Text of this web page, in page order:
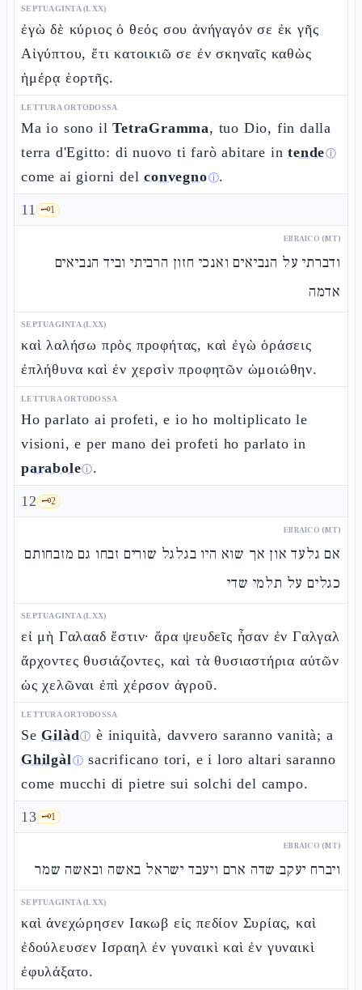
SEPTUAGINTA (LXX)
ἐγὼ δὲ κύριος ὁ θεός σου ἀνήγαγόν σε ἐκ γῆς
Αἰγύπτου, ἔτι κατοικιῶ σε ἐν σκηναῖς καθὼς
ἡμέρᾳ ἑορτῆς.
LETTURA ORTODOSSA
Ma io sono ilTetraGramma, tuo Dio, fin dalla
terra d'Egitto: di nuovo ti farò abitare intendeⓘ
come ai giorni delconvegnoⓘ.
11 🗝️1
EBRAICO (MT)
ודברתי על הנביאים ואנכי חזון הרביתי וביד הנביאים
אדמה
SEPTUAGINTA (LXX)
καὶ λαλήσω πρὸς προφήτας, καὶ ἐγὼ ὁράσεις
ἐπλήθυνα καὶ ἐν χερσὶν προφητῶν ὡμοιώθην.
LETTURA ORTODOSSA
Ho parlato ai profeti, e io ho moltiplicato le
visioni, e per mano dei profeti ho parlato in
paraboleⓘ.
12 🗝️2
EBRAICO (MT)
אם גלעד און אך שוא היו בגלגל שורים זבחו גם מזבחותם
כגלים על תלמי שדי
SEPTUAGINTA (LXX)
εἰ μὴ Γαλααδ ἔστιν· ἄρα ψευδεῖς ἦσαν ἐν Γαλγαλ
ἄρχοντες θυσιάζοντες, καὶ τὰ θυσιαστήρια αὐτῶν
ὡς χελῶναι ἐπὶ χέρσον ἀγροῦ.
LETTURA ORTODOSSA
Se Gilàdⓘ è iniquità, davvero saranno vanità; a
Ghilgàlⓘ sacrificano tori, e i loro altari saranno
come mucchi di pietre sui solchi del campo.
13 🗝️1
EBRAICO (MT)
ויברח יעקב שדה ארם ויעבד ישראל באשה ובאשה שמר
SEPTUAGINTA (LXX)
καὶ ἀνεχώρησεν Ιακωβ εἰς πεδίον Συρίας, καὶ
ἐδούλευσεν Ισραηλ ἐν γυναικὶ καὶ ἐν γυναικὶ
ἐφυλάξατο.